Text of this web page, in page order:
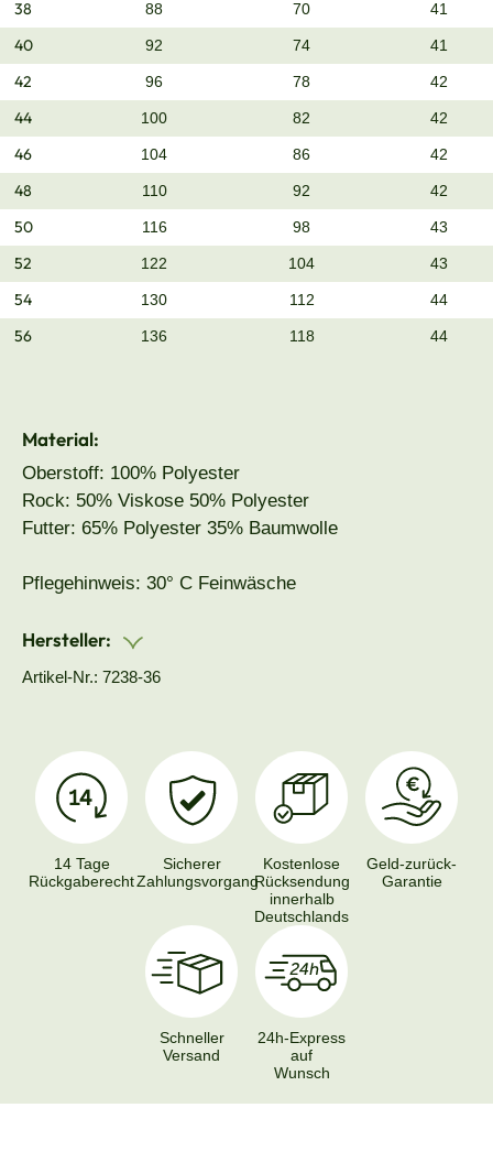
38 88 70 41
40 92 74 41
42 96 78 42
44 100 82 42
46 104 86 42
48 110 92 42
50 116 98 43
52 122 104 43
54 130 112 44
56 136 118 44
Material:
Oberstoff: 100% Polyester
Rock: 50% Viskose 50% Polyester
Futter: 65% Polyester 35% Baumwolle
Pflegehinweis: 30° C Feinwäsche
Hersteller:
Artikel-Nr.: 7238-36
14 Tage
Rückgaberecht
Sicherer
Zahlungsvorgang
Kostenlose
Rücksendung
innerhalb
Deutschlands
Geld-zurück-
Garantie
Schneller
Versand
24h-Express
auf
Wunsch